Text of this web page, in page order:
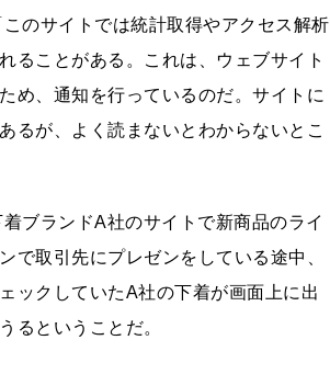
のサイトでは統計取得やアクセス解析
ることがある。これは、ウェブサイト
め、通知を行っているのだ。サイトに
るが、よく読まないとわからないとこ
ブランドA社のサイトで新商品のライ
で取引先にプレゼンをしている途中、
ックしていたA社の下着が画面上に出
るということだ。